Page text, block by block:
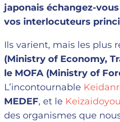
japonais échangez-
vos interlocuteurs
Ils varient, mais les plus
(Ministry of Economy,
le MOFA (Ministry of
L’incontournable
MEDEF, et le
des organismes que